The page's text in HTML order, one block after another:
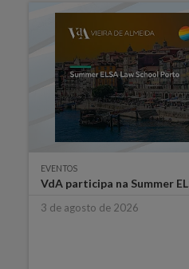
EVENTOS
VdA participa na Summer
3 de agosto de 2026